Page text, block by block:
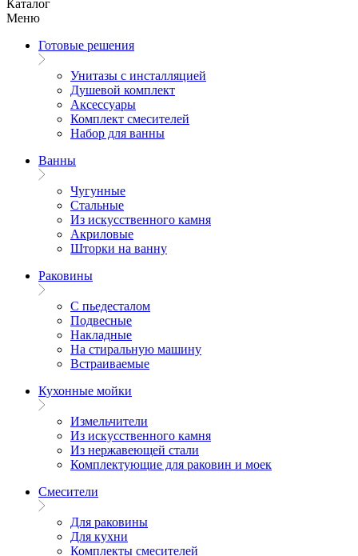
Каталог
Меню
Готовые решения
Унитазы с инсталляцией
Душевой комплект
Аксессуары
Комплект смесителей
Набор для ванны
Ванны
Чугунные
Стальные
Из искусственного камня
Акриловые
Шторки на ванну
Раковины
С пьедесталом
Подвесные
Накладные
На стиральную машину
Встраиваемые
Кухонные мойки
Измельчители
Из искусственного камня
Из нержавеющей стали
Комплектующие для раковин и моек
Смесители
Для раковины
Для кухни
Комплекты смесителей